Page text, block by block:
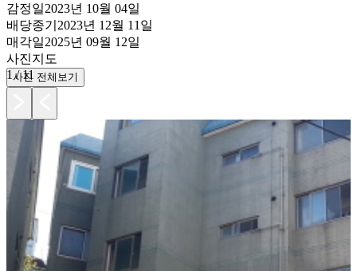
감정일2023년 10월 04일
배당종기 2023년 12월 11일
매각일2025년 09월 12일
사진지도
1 /11
사진 전체보기